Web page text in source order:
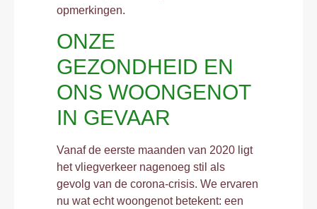
opmerkingen.
ONZE
GEZONDHEID EN
ONS WOONGENOT
IN GEVAAR
Vanaf de eerste maanden van 2020 ligt
het vliegverkeer nagenoeg stil als
gevolg van de corona-crisis. We ervaren
nu wat echt woongenot betekent: een